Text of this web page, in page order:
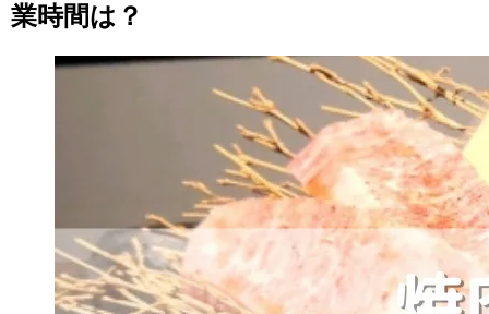
業時間は？